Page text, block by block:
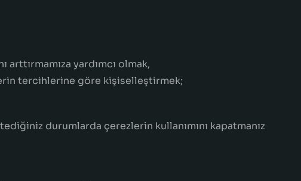
yardımcı olmak,
tercihlerine göre kişiselleştirmek;
durumlarda çerezlerin kullanımını kapatmanız